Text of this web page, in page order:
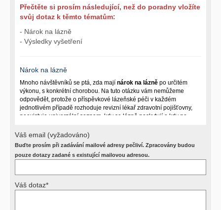
Přečtěte si prosím následující, než do poradny vložíte
svůj dotaz k těmto tématům:
- Nárok na lázně
- Výsledky vyšetření
Nárok na lázně
Mnoho návštěvníků se ptá, zda mají nárok na lázně po určitém
výkonu, s konkrétní chorobou. Na tuto otázku vám nemůžeme
odpovědět, protože o příspěvkové lázeňské péči v každém
jednotlivém případě rozhoduje revizní lékař zdravotní pojišťovny,
neexistuje univerzální seznam, kdy se lázně poskytují a kdy ne.
postižení pacienta a dalších zdravotních okolnostech.
Požádejte svého ošetřujícího lékaře o návrh, který pak posoudí
příslušný revizní lékař. My vám spolehlivou odpověď dát
Výsledky vyšetření
Váš email (vyžadováno)
Buďte prosím při zadávání mailové adresy pečliví. Zpracovány budou
pouze dotazy zadané s existující mailovou adresou.
Váš dotaz*